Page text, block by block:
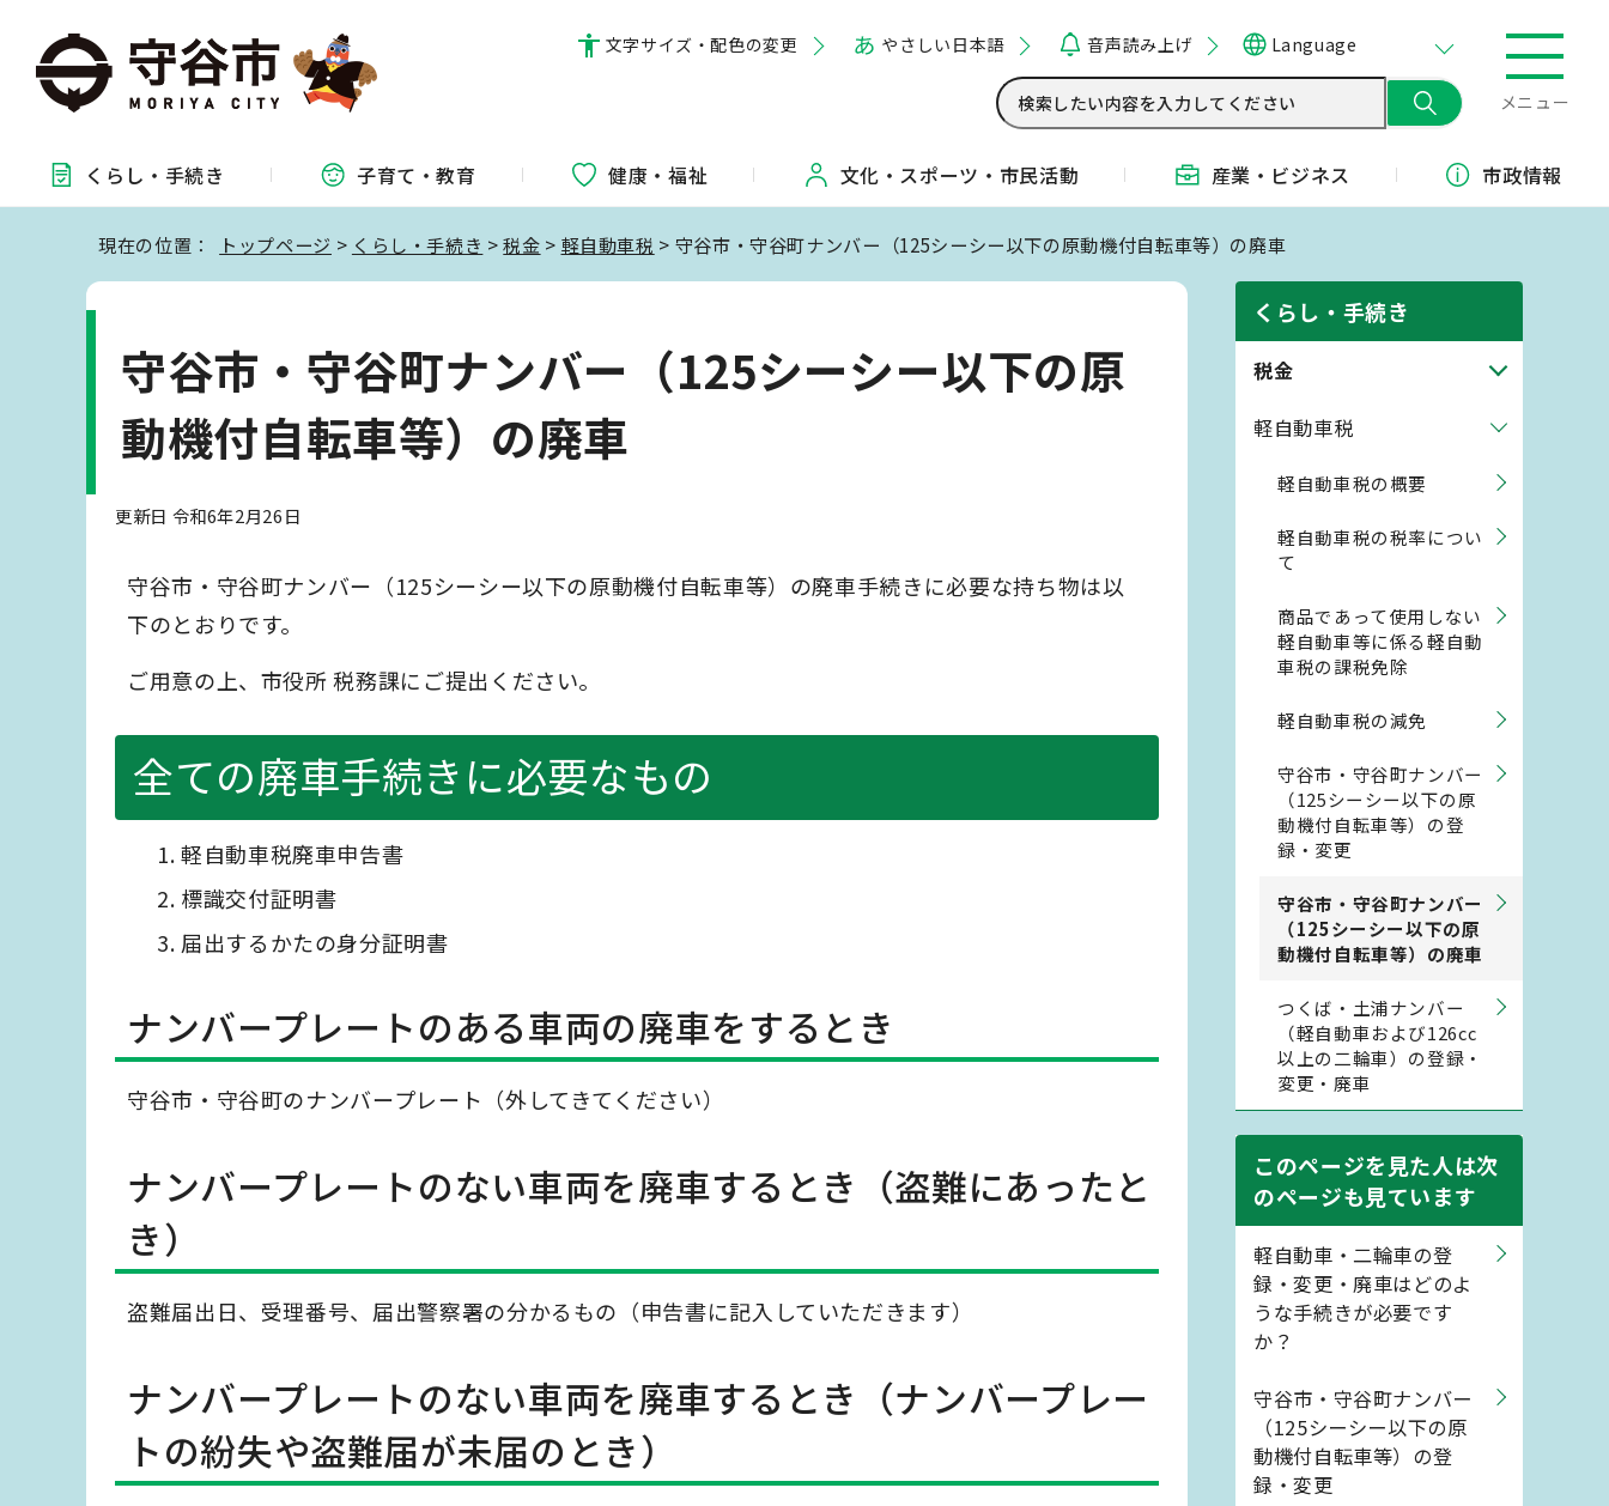
文字サイズ・配色の変更 やさしい日本語 音声読み上げ Language
メニュー
くらし・ 手続き 子育て・教育 健康・福祉 文化・ スポーツ・ 市民活動 産業・ ビジネス 市政情報
現在の位置： トップページ > くらし・手続き >税金 > 軽自動車税 > 守谷市・守谷町ナンバー（125シーシー以下の原動機付自転車等）の廃車
守谷市・守谷町ナンバー（125シーシー以下の原
動機付自転車等）の廃車
更新日 令和6年2月26日
守谷市・守谷町ナンバー（125シーシー以下の原動機付自転車等）の廃車手続きに必要な持ち物は以
下のとおりです。
ご用意の上、市役所 税務課にご提出ください。
全ての廃車手続きに必要なもの
軽自動車税廃車申告書
標識交付証明書
届出するかたの身分証明書
ナンバープレートのある車両の廃車をするとき
守谷市・守谷町のナンバープレート（外してきてください）
ナンバープレートのない車両を廃車するとき（盗難にあったと
き）
盗難届出日、受理番号、届出警察署の分かるもの（申告書に記入していただきます）
ナンバープレートのない車両を廃車するとき（ナンバープレー
トの紛失や盗難届が未届のとき）
くらし・手続き
税金
軽自動車税
軽自動車税の概要
軽自動車税の税率につい
て
商品であって使用しない
軽自動車等に係る軽自動
車税の課税免除
軽自動車税の減免
守谷市・守谷町ナンバー
（125シーシー以下の原
動機付自転車等）の登
録・変更
守谷市・守谷町ナンバー
（125シーシー以下の原
動機付自転車等）の廃車
つくば・土浦ナンバー
（軽自動車および126cc
以上の二輪車）の登録・
変更・廃車
このページを見た人は次
のページも見ています
軽自動車・二輪車の登
録・変更・廃車はどのよ
うな手続きが必要です
か？
守谷市・守谷町ナンバー
（125シーシー以下の原
動機付自転車等）の登
録・変更